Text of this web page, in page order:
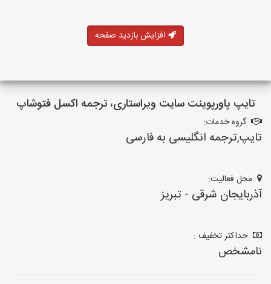
افزایش بازدید صفحه
تایپ پاورپوینت سایت ویراستاری، ترجمه اکسل فتوشاپ
گروه خدمات:
تایپ,ترجمه انگلیسی به فارسی
محل فعالیت:
آذربایجان شرقی - تبریز
حداکثر تخفیف :
نامشخص